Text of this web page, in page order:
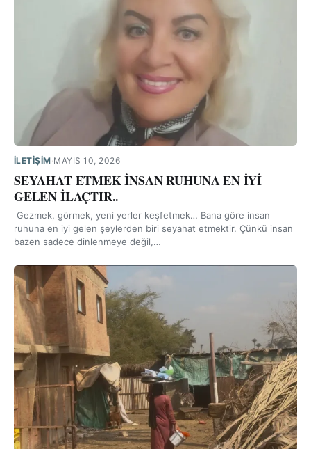
İLETIŞIM·MAYIS 10, 2026
SEYAHAT ETMEK İNSAN RUHUNA EN İYİ
GELEN İLAÇTIR..
Gezmek, görmek, yeni yerler keşfetmek… Bana göre insan
ruhuna en iyi gelen şeylerden biri seyahat etmektir. Çünkü insan
bazen sadece dinlenmeye değil,…